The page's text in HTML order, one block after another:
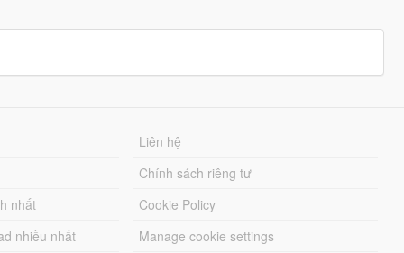
nhất
nhiều nhất
Liên hệ
Chính sách riêng tư
Cookie Policy
Manage cookie settings